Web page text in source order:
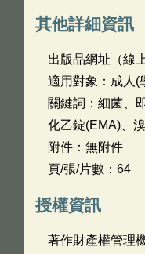
其他詳細資訊
出版品網址（線
適用對象：成人(
關鍵詞：細菌、
化乙錠(EMA)、
附件：無附件
頁/張/片數：64
授權資訊
著作財產權管理